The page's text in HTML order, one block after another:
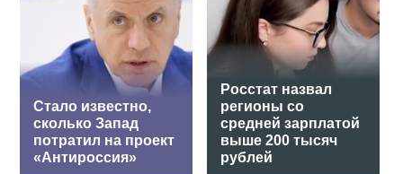
Стало известно,
сколько Запад
потратил на проект
«Антироссия»
Росстат назвал
регионы со
средней зарплатой
выше 200 тысяч
рублей